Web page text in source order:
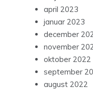
april 2023
januar 2023
december
november
oktober 2022
september
august 2022